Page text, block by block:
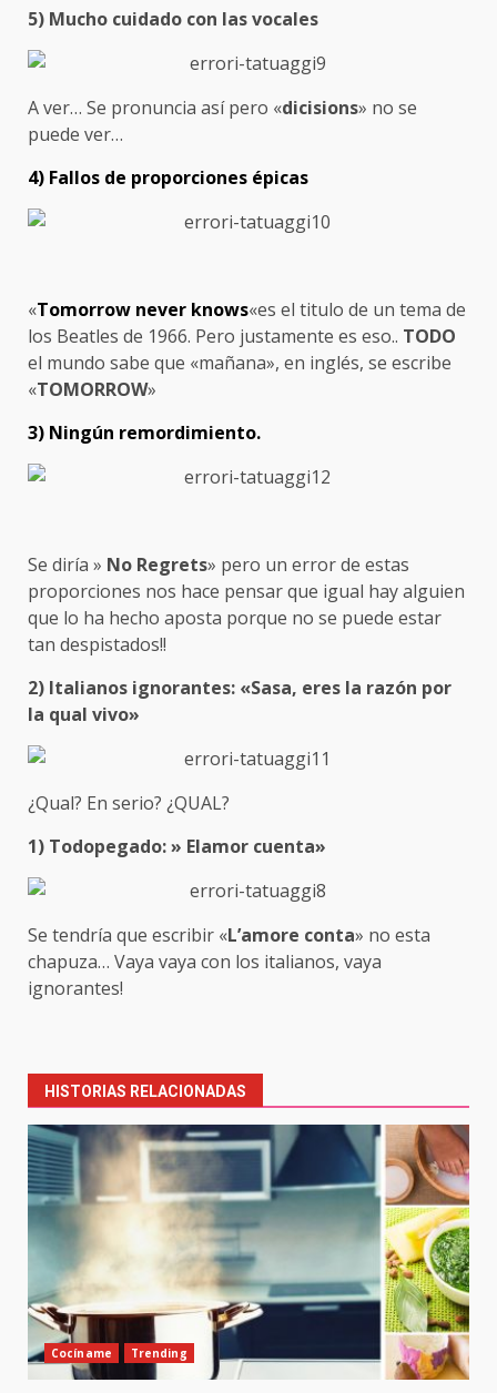
5) Mucho cuidado con las vocales
A ver… Se pronuncia así pero «dicisions» no se
puede ver…
4) Fallos de proporciones épicas
«Tomorrow never knows«es el titulo de un tema de
los Beatles de 1966. Pero justamente es eso.. TODO
el mundo sabe que «mañana», en inglés, se escribe
«TOMORROW»
3) Ningún remordimiento.
Se diría » No Regrets» pero un error de estas
proporciones nos hace pensar que igual hay alguien
que lo ha hecho aposta porque no se puede estar
tan despistados!!
2) Italianos ignorantes: «Sasa, eres la razón por
la qual vivo»
¿Qual? En serio? ¿QUAL?
1) Todopegado: » Elamor cuenta»
Se tendría que escribir «L’amore conta» no esta
chapuza… Vaya vaya con los italianos, vaya
ignorantes!
navigation
HISTORIAS RELACIONADAS
Cocíname Trending